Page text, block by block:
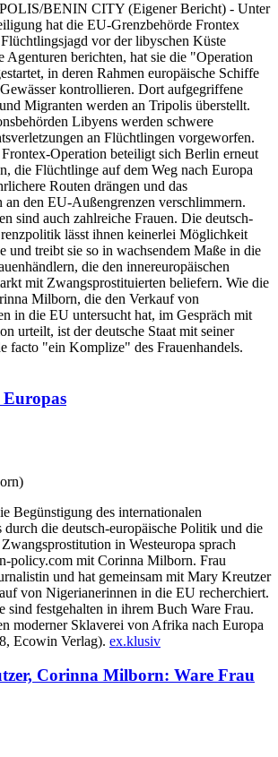
BENIN CITY (Eigener Bericht) - Unter
hat die EU-Grenzbehörde Frontex
vor der libyschen Küste
Agenturen berichten, hat sie die "Operation
in deren Rahmen europäische Schiffe
kontrollieren. Dort aufgegriffene
Migranten werden an Tripolis überstellt.
Libyens werden schwere
an Flüchtlingen vorgeworfen.
Operation beteiligt sich Berlin erneut
die Flüchtlinge auf dem Weg nach Europa
Routen drängen und das
an den EU-Außengrenzen verschlimmern.
sind auch zahlreiche Frauen. Die deutsch-
lässt ihnen keinerlei Möglichkeit
und treibt sie so in wachsendem Maße in die
die den innereuropäischen
mit Zwangsprostituierten beliefern. Wie die
Milborn, die den Verkauf von
in die EU untersucht hat, im Gespräch mit
urteilt, ist der deutsche Staat mit seiner
facto "ein Komplize" des Frauenhandels.
Begünstigung des internationalen
durch die deutsch-europäische Politik und die
in Westeuropa sprach
policy.com mit Corinna Milborn. Frau
und hat gemeinsam mit Mary Kreutzer
von Nigerianerinnen in die EU recherchiert.
sind festgehalten in ihrem Buch Ware Frau.
moderner Sklaverei von Afrika nach Europa
Ecowin Verlag). ex.klusiv
Corinna Milborn: Ware Frau